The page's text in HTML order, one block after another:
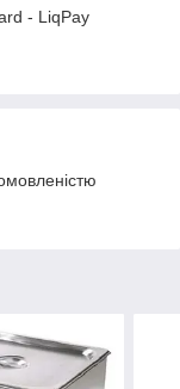
- LiqPay